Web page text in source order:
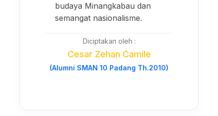
budaya Minangkabau dan
semangat nasionalisme.
Diciptakan oleh :
Cesar Zehan Camile
(Alumni SMAN 10 Padang Th.2010)